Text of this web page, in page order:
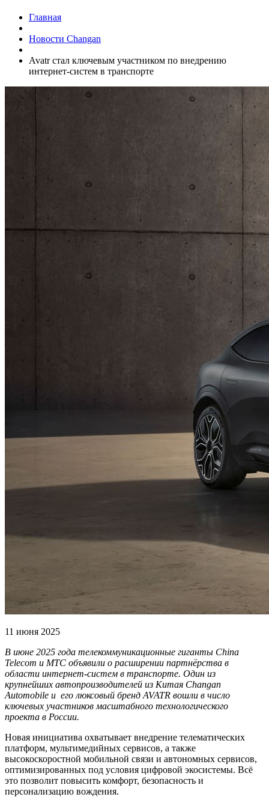
Главная
Новости Changan
Avatr стал ключевым участником по внедрению
интернет-систем в транспорте
11 июня 2025
В июне 2025 года телекоммуникационные гиганты China
Telecom и МТС объявили о расширении партнёрства в
области интернет-систем в транспорте. Один из
крупнейших автопроизводителей из Китая Changan
Automobile и его люксовый бренд AVATR вошли в число
ключевых участников масштабного технологического
проекта в России.
Новая инициатива охватывает внедрение телематических
платформ, мультимедийных сервисов, а также
высокоскоростной мобильной связи и автономных сервисов,
оптимизированных под условия цифровой экосистемы. Всё
это позволит повысить комфорт, безопасность и
персонализацию вождения.